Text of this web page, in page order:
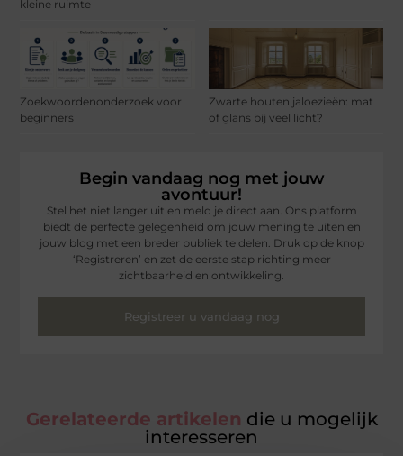
kleine ruimte
Zoekwoordenonderzoek voor
beginners
Zwarte houten jaloezieën: mat
of glans bij veel licht?
Begin vandaag nog met jouw
avontuur!
Stel het niet langer uit en meld je direct aan. Ons platform
biedt de perfecte gelegenheid om jouw mening te uiten en
jouw blog met een breder publiek te delen. Druk op de knop
‘Registreren’ en zet de eerste stap richting meer
zichtbaarheid en ontwikkeling.
Registreer u vandaag nog
Gerelateerde artikelen die u mogelijk
interesseren